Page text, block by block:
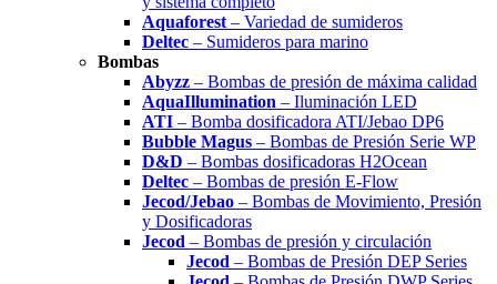
Aquaforest – Variedad de sumideros
Deltec – Sumideros para marino
Bombas
Abyzz – Bombas de presión de máxima calidad
AquaIllumination – Iluminación LED
ATI – Bomba dosificadora ATI/Jebao DP6
Bubble Magus – Bombas de Presión Serie WP
D&D – Bombas dosificadoras H2Ocean
Deltec – Bombas de presión E-Flow
Jecod/Jebao – Bombas de Movimiento, Presión
y Dosificadoras
Jecod – Bombas de presión y circulación
Jecod – Bombas de Presión DEP Series